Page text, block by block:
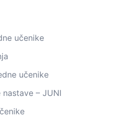
učenike
učenike
– JUNI